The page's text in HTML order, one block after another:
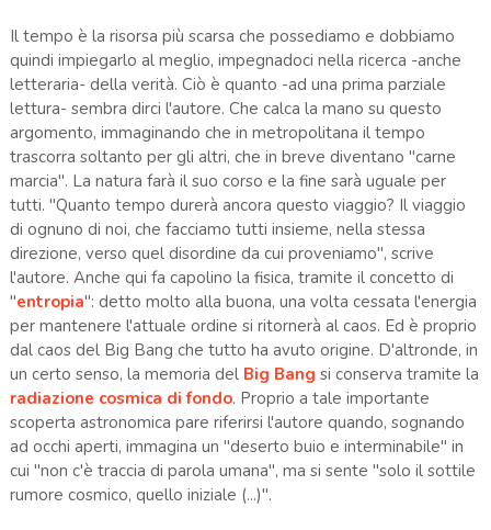
Il tempo è la risorsa più scarsa che possediamo e dobbiamo
quindi impiegarlo al meglio, impegnadoci nella ricerca -anche
letteraria- della verità. Ciò è quanto -ad una prima parziale
lettura- sembra dirci l'autore. Che calca la mano su questo
argomento, immaginando che in metropolitana il tempo
trascorra soltanto per gli altri, che in breve diventano "carne
marcia". La natura farà il suo corso e la fine sarà uguale per
tutti. "Quanto tempo durerà ancora questo viaggio? Il viaggio
di ognuno di noi, che facciamo tutti insieme, nella stessa
direzione, verso quel disordine da cui proveniamo", scrive
l'autore. Anche qui fa capolino la fisica, tramite il concetto di
"entropia": detto molto alla buona, una volta cessata l'energia
per mantenere l'attuale ordine si ritornerà al caos. Ed è proprio
dal caos del Big Bang che tutto ha avuto origine. D'altronde, in
un certo senso, la memoria del Big Bang si conserva tramite la
radiazione cosmica di fondo. Proprio a tale importante
scoperta astronomica pare riferirsi l'autore quando, sognando
ad occhi aperti, immagina un "deserto buio e interminabile" in
cui "non c'è traccia di parola umana", ma si sente "solo il sottile
rumore cosmico, quello iniziale (...)".